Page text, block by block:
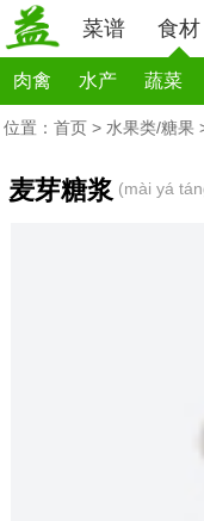
菜谱 食材
肉禽 水产 蔬菜
位置： 首页 > 水果类/糖果
麦芽糖浆 (mài yá